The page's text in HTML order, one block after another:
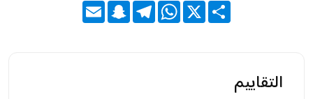
Share
X
WhatsApp
Telegram
Snapchat
Email
التقاييم